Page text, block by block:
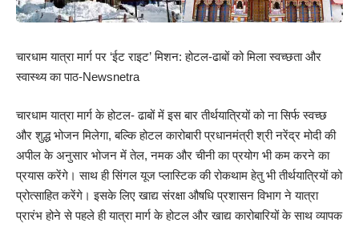
चारधाम यात्रा मार्ग पर ‘ईट राइट’ मिशन: होटल-ढाबों को मिला स्वच्छता और
स्वास्थ्य का पाठ-Newsnetra
चारधाम यात्रा मार्ग के होटल- ढाबों में इस बार तीर्थयात्रियों को ना सिर्फ स्वच्छ
और शुद्ध भोजन मिलेगा, बल्कि होटल कारोबारी प्रधानमंत्री श्री नरेंद्र मोदी की
अपील के अनुसार भोजन में तेल, नमक और चीनी का प्रयोग भी कम करने का
प्रयास करेंगे। साथ ही सिंगल यूज प्लास्टिक की रोकथाम हेतु भी तीर्थयात्रियों को
प्रोत्साहित करेंगे। इसके लिए खाद्य संरक्षा औषधि प्रशासन विभाग ने यात्रा
प्रारंभ होने से पहले ही यात्रा मार्ग के होटल और खाद्य कारोबारियों के साथ व्यापक